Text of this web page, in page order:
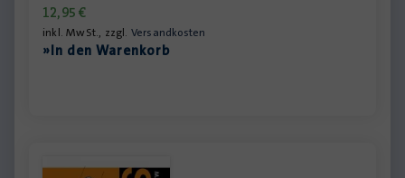
12,95€
inkl. MwSt., zzgl. Versandkosten
»In den Warenkorb